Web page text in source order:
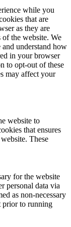
while you
that are
as they are
the website. We
understand how
in your browser
to opt-out of these
may affect your
website to
that ensures
These
for the website
personal data via
as non-necessary
prior to running